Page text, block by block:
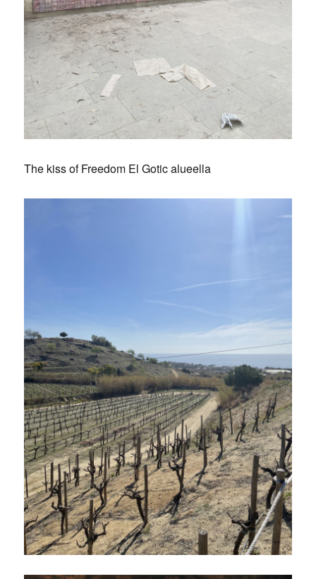
The kiss of Freedom El Gotic alueella